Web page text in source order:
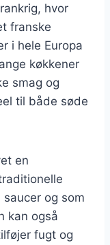
hvor
franske
i hele Europa
køkkener
smag og
til både søde
en
og som
kan også
fugt og